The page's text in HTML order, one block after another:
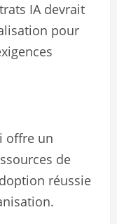
IA devrait
pour
offre un
de
réussie